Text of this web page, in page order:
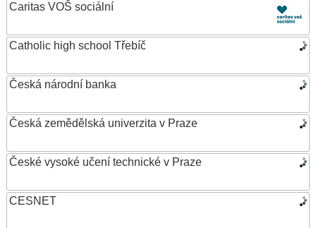
Caritas VOŠ sociální
Catholic high school Třebíč
Česká národní banka
Česká zemědělská univerzita v Praze
České vysoké učení technické v Praze
CESNET